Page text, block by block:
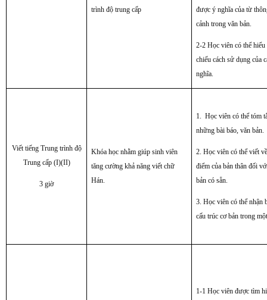
trình độ trung cấp
được ý nghĩa của từ
cảnh trong văn bản.
2-2 Học viên có thể
chiếu cách sử dụng của
nghĩa.
Viết tiếng Trung trình độ
Trung cấp (I)(II)
3 giờ
Khóa học nhằm giúp sinh viên
tăng cường khả năng viết chữ
Hán.
1. Học viên có thể tóm
những bài báo, văn bản.
2. Học viên có thể viết
điểm của bản thân đối
bản có sẵn.
3. Học viên có thể nhận
cấu trúc cơ bản trong
1-1 Học viên được tìm